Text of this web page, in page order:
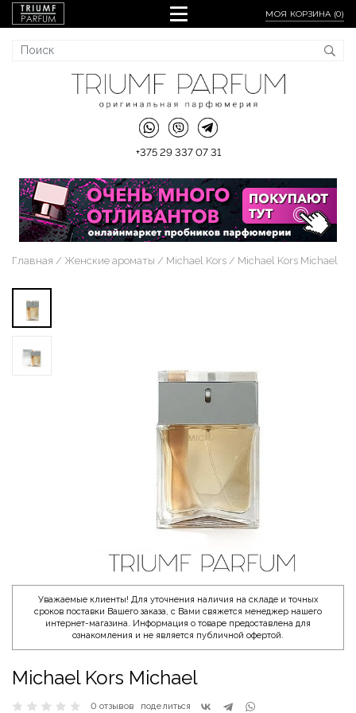
МОЯ КОРЗИНА (0)
+375 29 337 07 31
Главная Женские ароматы Michael Kors Michael Kors Michael
Уважаемые клиенты! Для уточнения наличия на складе и точных
сроков поставки Вашего заказа, с Вами свяжется менеджер нашего
интернет-магазина. Информация о товаре предоставлена для
ознакомления и не является публичной офертой.
Michael Kors Michael
0 отзывов поделиться